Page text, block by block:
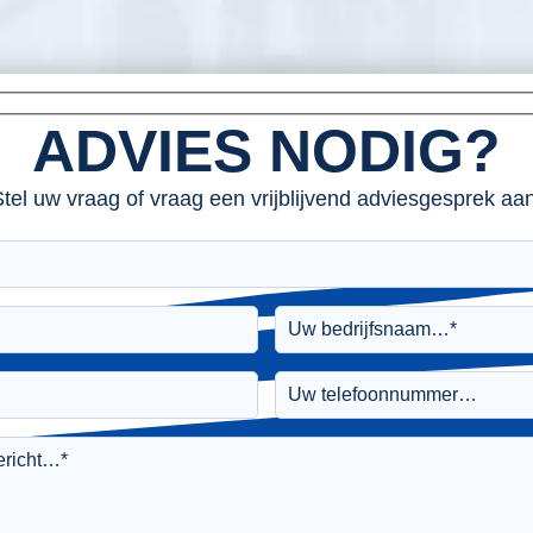
ADVIES NODIG?
uw vraag of vraag een vrijblijvend adviesgesprek